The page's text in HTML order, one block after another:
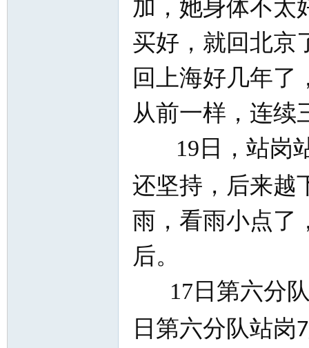
加，她身体不太
买好，就回北京
回上海好几年了
从前一样，连续
19 日，站岗
还坚持，后来越
雨，看雨小点了
后。
17 日第六分
日第六分队站岗7